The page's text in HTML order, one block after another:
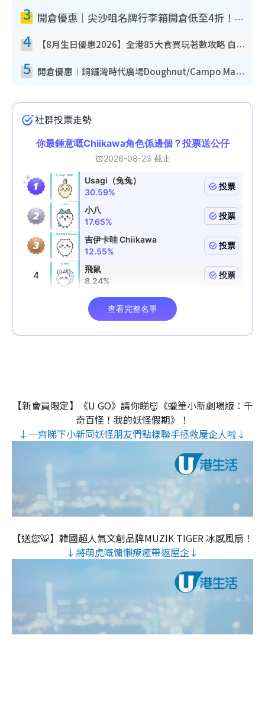
3 開倉優惠｜尖沙咀名牌行李箱開倉低至4折！一連5日 American Tourister/ace./Hallmark $200起！
4 【8月生日優惠2026】全港85大食買玩著數攻略 自助餐/火鍋放題同行免費＋誠品/DONKI送現金券
5 開倉優惠｜銅鑼灣時代廣場Doughnut/Campo Marzio開倉低至1折！背囊、書包、手袋劈價$200起
【新會員限定】《U GO》請你睇👹《蠟筆小新劇場版：千
奇百怪！我的妖怪假期》！
↓一齊睇下小新同妖怪朋友們點樣聯手拯救屋企人啦↓
【送您🐯】韓國超人氣文創品牌MUZIK TIGER 冰感風扇！
↓將萌虎嘅慵懶療癒帶返屋企↓